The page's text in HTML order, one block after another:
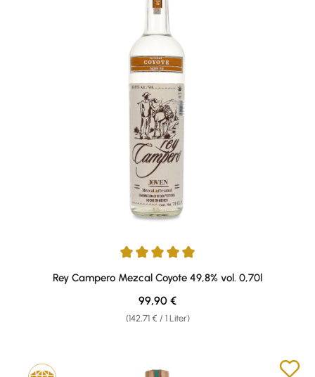
Durchschnittliche Bewertung von 5 von 5 Sternen
Rey Campero Mezcal Coyote 49,8% vol. 0,70l
(142,71 € / 1 Liter)
Regulärer Preis:
99,90 €